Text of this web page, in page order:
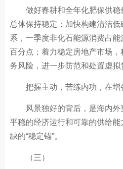
做好春耕和全年化肥保供稳
总体保持稳定；加快构建清洁
系，一季度非化石能源消费占
百分点；着力稳定房地产市场
务风险，进一步防范和处置虚
把握主动，苦练内功，在增
风景独好的背后，是海内外
平稳的经济运行和可靠的供给
缺的“稳定锚”。
（三）